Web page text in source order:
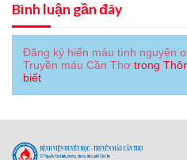
Bình luận gần đây
Đăng ký hiến máu tình nguyện
Truyền máu Cần Thơ trong
biết